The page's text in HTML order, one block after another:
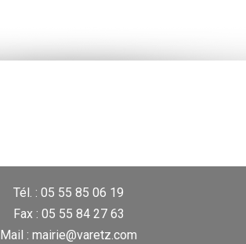
Tél. : 05 55 85 06 19
Fax : 05 55 84 27 63
Mail : mairie@varetz.com